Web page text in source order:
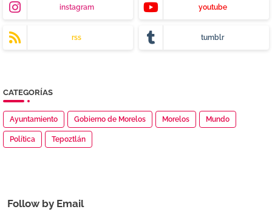
instagram youtube
rss tumblr
CATEGORÍAS
Ayuntamiento Gobierno de Morelos Morelos Mundo
Política Tepoztlán
Follow by Email